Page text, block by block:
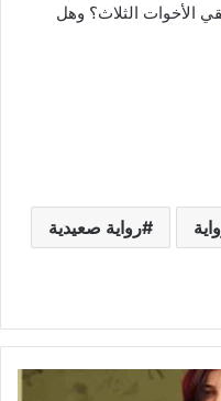
الأخوات الثلاث؟ وهل
رواية صعيدية